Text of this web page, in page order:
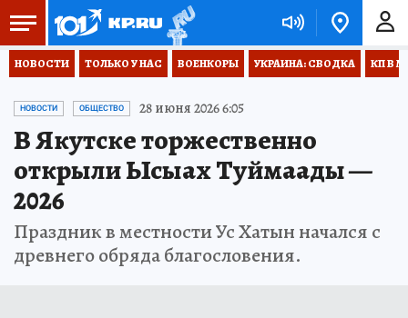
НОВОСТИ ТОЛЬКО У НАС ВОЕНКОРЫ УКРАИНА: СВОДКА КП В
НОВОСТИ ОБЩЕСТВО 28 июня 2026 6:05
В Якутске торжественно
открыли Ысыах Туймаады —
2026
Праздник в местности Ус Хатын начался с
древнего обряда благословения.